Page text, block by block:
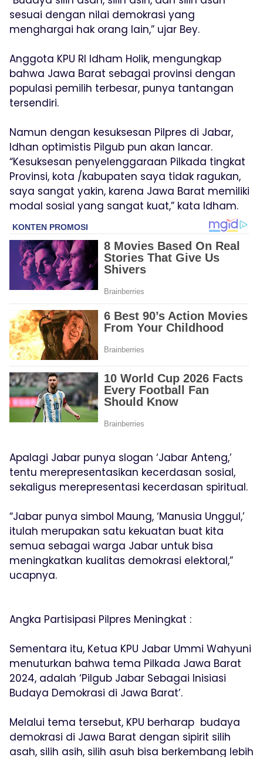
sesuai dengan nilai demokrasi yang
menghargai hak orang lain,” ujar Bey.
Anggota KPU RI Idham Holik, mengungkap
bahwa Jawa Barat sebagai provinsi dengan
populasi pemilih terbesar, punya tantangan
tersendiri.
Namun dengan kesuksesan Pilpres di Jabar,
Idhan optimistis Pilgub pun akan lancar.
“Kesuksesan penyelenggaraan Pilkada tingkat
Provinsi, kota /kabupaten saya tidak ragukan,
saya sangat yakin, karena Jawa Barat memiliki
modal sosial yang sangat kuat,” kata Idham.
Apalagi Jabar punya slogan ‘Jabar Anteng,’
tentu merepresentasikan kecerdasan sosial,
sekaligus merepresentasi kecerdasan spiritual.
“Jabar punya simbol Maung, ‘Manusia Unggul,’
itulah merupakan satu kekuatan buat kita
semua sebagai warga Jabar untuk bisa
meningkatkan kualitas demokrasi elektoral,”
ucapnya.
Angka Partisipasi Pilpres Meningkat :
Sementara itu, Ketua KPU Jabar Ummi Wahyuni
menuturkan bahwa tema Pilkada Jawa Barat
2024, adalah ‘Pilgub Jabar Sebagai Inisiasi
Budaya Demokrasi di Jawa Barat’.
Melalui tema tersebut, KPU berharap budaya
demokrasi di Jawa Barat dengan sipirit silih
asah, silih asih, silih asuh bisa berkembang lebih